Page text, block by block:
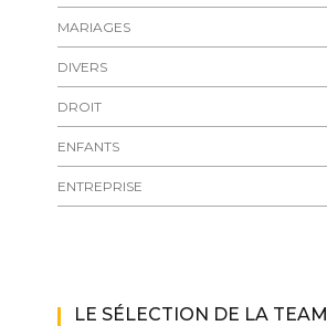
MARIAGES
DIVERS
DROIT
ENFANTS
ENTREPRISE
LE SÉLECTION DE LA TEAM